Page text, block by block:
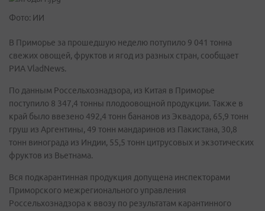
Фото: ИИ
В Приморье за прошедшую неделю потупило 9 041 тонна
свежих овощей, фруктов и ягод из разных стран, сообщает
РИА VladNews.
По данным Россельхознадзора, из Китая в Приморье
поступило 8 347,4 тонны плодоовощной продукции. Также в
край было ввезено 492,4 тонн бананов из Эквадора, 65,9 тонн
груш из Аргентины, 49 тонн мандаринов из Пакистана, 30,8
тонн винограда из Индии, 55,5 тонн цитрусовых и экзотических
фруктов из Вьетнама.
Вся подкарантинная продукция допущена инспекторами
Приморского межрегионального управления
Россельхознадзора к ввозу по результатам карантинного